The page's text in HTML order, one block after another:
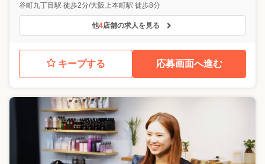
谷町九丁目駅 徒歩2分/大阪上本町駅 徒歩8分
他4店舗の求人を見る
キープする 応募画面へ進む